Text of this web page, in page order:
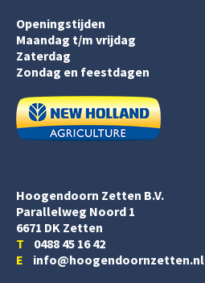
Openingstijden
Maandag t/m vrijdag
Zaterdag
Zondag en feestdagen
Hoogendoorn Zetten B.V.
Parallelweg Noord 1
6671 DK Zetten
T 0488 45 16 42
E info@hoogendoornzetten.nl